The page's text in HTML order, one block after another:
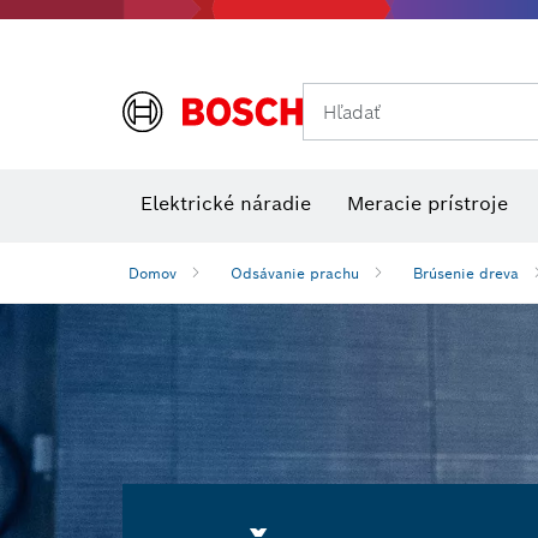
Hľadať
Elektrické náradie Meracie prístroje
Domov Odsávanie prachu Brúsenie dreva